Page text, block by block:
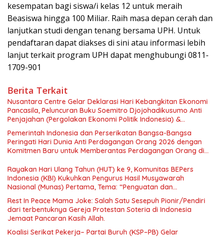
kesempatan bagi siswa/i kelas 12 untuk meraih
Beasiswa hingga 100 Miliar. Raih masa depan cerah dan
lanjutkan studi dengan tenang bersama UPH. Untuk
pendaftaran dapat diakses di sini atau informasi lebih
lanjut terkait program UPH dapat menghubungi 0811-
1709-901
Berita Terkait
Nusantara Centre Gelar Deklarasi Hari Kebangkitan Ekonomi
Pancasila, Peluncuran Buku Soemitro Djojohadikusumo Anti
Penjajahan (Pergolakan Ekonomi Politik Indonesia) &
Simposium Nasional “Urgensi Undang-Undang Perekonomian
Nasional dan Kesejahteraan Sosial dalam Menata Bangsa
Menuju Indonesia Emas 2045”,
Pemerintah Indonesia dan Perserikatan Bangsa-Bangsa
Peringati Hari Dunia Anti Perdagangan Orang 2026 dengan
Komitmen Baru untuk Memberantas Perdagangan Orang di
Rayakan Hari Ulang Tahun (HUT) ke 9, Komunitas BEPers
Indonesia (KBI) Kukuhkan Pengurus Hasil Musyawarah
Nasional (Munas) Pertama, Tema: “Penguatan dan
Pengembangan Organisasi KBI yang Berbasis Riset di seluruh
Indonesia dan Mancanegara”.
Rest In Peace Mama Joke: Salah Satu Sesepuh Pionir/Pendiri
dari terbentuknya Gereja Protestan Soteria di Indonesia
Jemaat Pancaran Kasih Allah.
Koalisi Serikat Pekerja– Partai Buruh (KSP–PB) Gelar